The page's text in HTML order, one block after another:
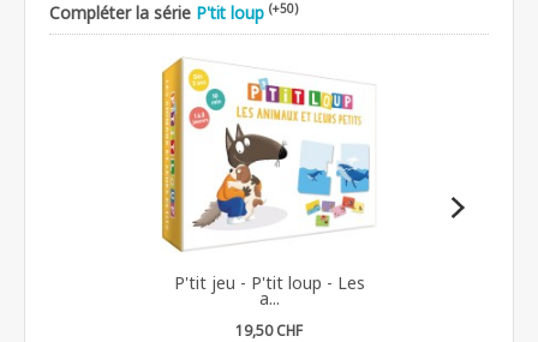
Compléter la série P'tit loup (+50)
P'tit jeu - P'tit loup - Les
a...
19,50 CHF